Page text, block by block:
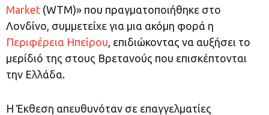
Market (WTM)» που πραγματοποιήθηκε στο
Λονδίνο, συμμετείχε για μια ακόμη φορά η
Περιφέρεια Ηπείρου, επιδιώκοντας να αυξήσει το
μερίδιό της στους Βρετανούς που επισκέπτονται
την Ελλάδα.
Η Έκθεση απευθυνόταν σε επαγγελματίες